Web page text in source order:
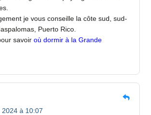
je vous conseille la côte sud, sud-
Puerto Rico.
savoir où dormir à la Grande
2024 à 10:07